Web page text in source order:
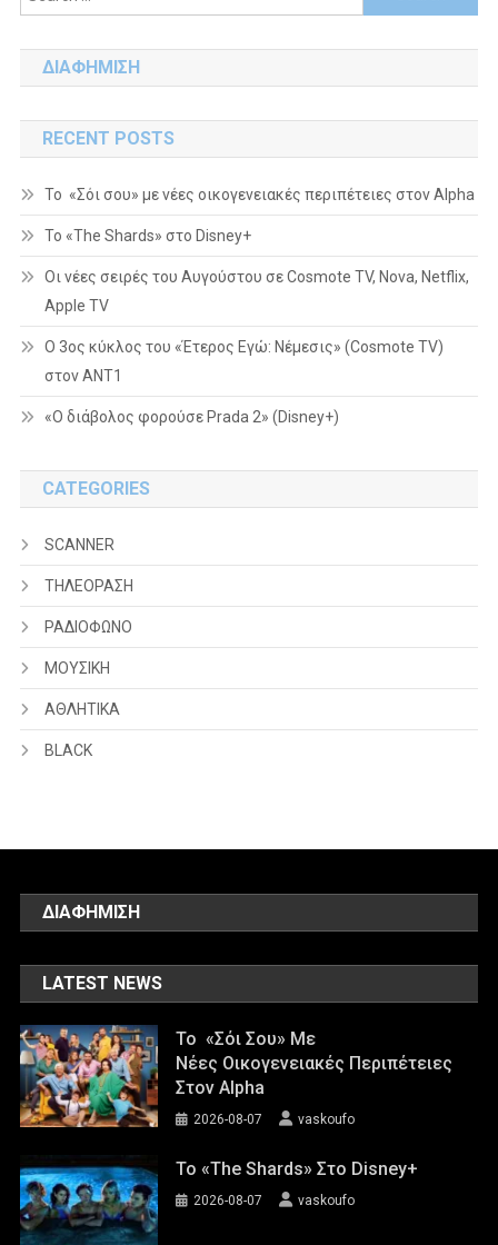
for:
ΔΙΑΦΗΜΙΣΗ
RECENT POSTS
Το «Σόι σου» με νέες οικογενειακές περιπέτειες στον Alpha
To «The Shards» στο Disney+
Οι νέες σειρές του Αυγούστου σε Cosmote TV, Nova, Netflix,
Apple TV
Ο 3ος κύκλος του «Έτερος Εγώ: Νέμεσις» (Cosmote TV)
στον ΑΝΤ1
«Ο διάβολος φορούσε Prada 2» (Disney+)
CATEGORIES
SCANNER
ΤΗΛΕΟΡΑΣΗ
ΡΑΔΙΟΦΩΝΟ
ΜΟΥΣΙΚΗ
ΑΘΛΗΤΙΚΑ
BLACK
ΔΙΑΦΗΜΙΣΗ
LATEST NEWS
Το «Σόι Σου» Με
Νέες Οικογενειακές Περιπέτειες
Στον Alpha
2026-08-07 vaskoufo
To «The Shards» Στο Disney+
2026-08-07 vaskoufo